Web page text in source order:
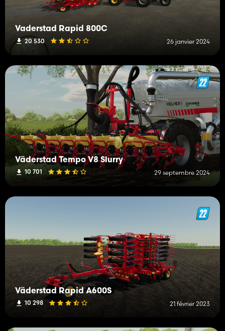
Vaderstad Rapid 800C
20 530 26 janvier 2024
Väderstad Tempo V8 Slurry
10 701 29 septembre 2024
Väderstad Rapid A600S
10 298 21 février 2023